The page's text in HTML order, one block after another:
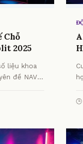
Chỗ
2025
liệu khoa
đề NAVI